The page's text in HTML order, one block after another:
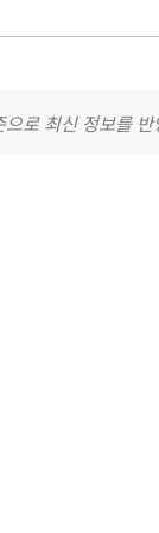
로 최신 정보를 반